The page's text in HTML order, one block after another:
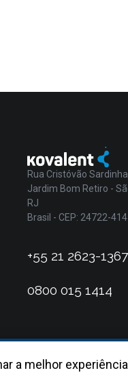
Rua Cristóvão
Jardim Bom Retiro -
RJ
Brasil - CEP: 24722-414
+55 21 2623-1367
0800 015 1414
a melhor